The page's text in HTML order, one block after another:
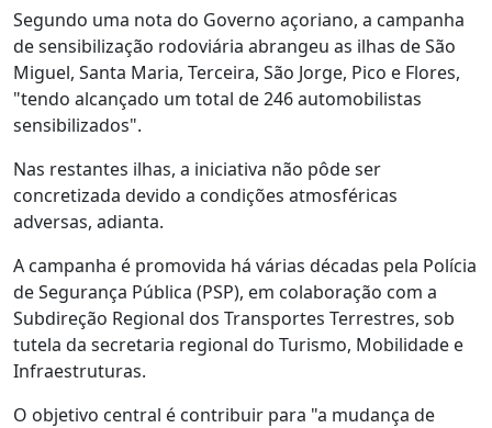
Segundo uma nota do Governo açoriano, a campanha
de sensibilização rodoviária abrangeu as ilhas de São
Miguel, Santa Maria, Terceira, São Jorge, Pico e Flores,
"tendo alcançado um total de 246 automobilistas
sensibilizados".
Nas restantes ilhas, a iniciativa não pôde ser
concretizada devido a condições atmosféricas
adversas, adianta.
A campanha é promovida há várias décadas pela Polícia
de Segurança Pública (PSP), em colaboração com a
Subdireção Regional dos Transportes Terrestres, sob
tutela da secretaria regional do Turismo, Mobilidade e
Infraestruturas.
O objetivo central é contribuir para "a mudança de